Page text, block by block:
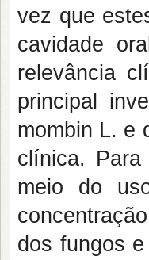
vez que
cavidade
relevância
principal
mombin L. e
clínica.
meio do
dos fungos